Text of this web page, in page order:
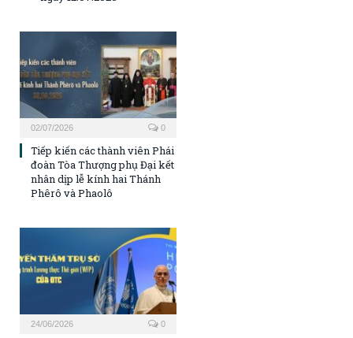
02/07/2026 0
Tiếp kiến các thành viên Phái
đoàn Tòa Thượng phụ Đại kết
nhân dịp lễ kính hai Thánh
Phêrô và Phaolô
24/06/2026 0